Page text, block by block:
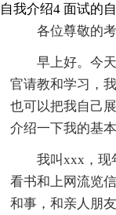
自我介绍4
各位尊敬的考
早上好。今
官请教和学习，
也可以把我自己
介绍一下我的基本
我叫xxx，现
看书和上网流览
和事，和亲人朋
面试的